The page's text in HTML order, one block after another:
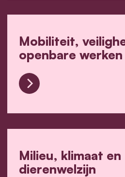
Mobiliteit,
openbare werken
Mobiliteit, veiligheid en
Milieu, klimaat en
dierenwelzijn